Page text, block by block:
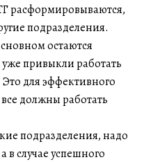
расформировываются,
подразделения.
остаются
привыкли работать
для эффективного
должны работать
подразделения, надо
в случае успешного